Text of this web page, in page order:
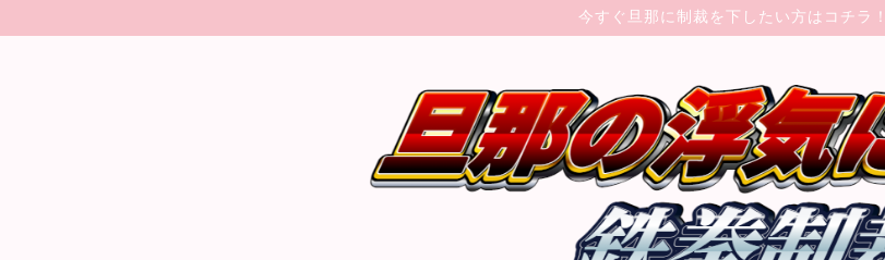
今すぐ旦那に制裁を下したい方はコチラ！